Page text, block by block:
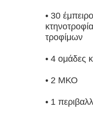
• 30
τροφίμων
• 4 ομάδες
• 2 ΜΚΟ
• 1